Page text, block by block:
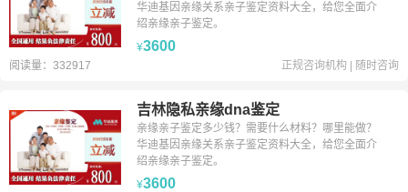
华迪基因亲缘关系亲子鉴定资料大全，给您全面介
绍亲缘亲子鉴定。
¥3600
阅读量：332917 正规咨询机构 随时咨询
吉林隐私亲缘dna鉴定
亲缘亲子鉴定多少钱？需要什么材料？哪里能做？
华迪基因亲缘关系亲子鉴定资料大全，给您全面介
绍亲缘亲子鉴定。
¥3600